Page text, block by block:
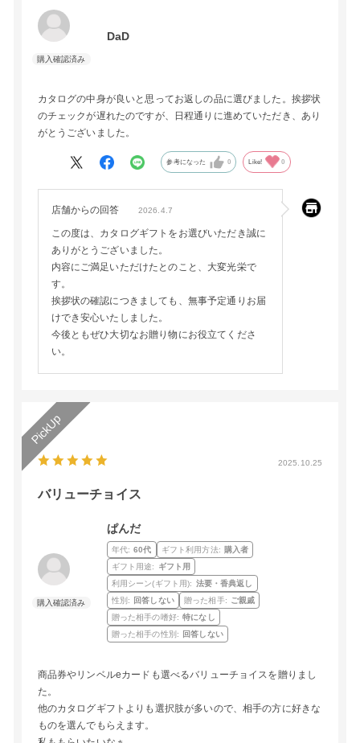
DaD
カタログの中身が良いと思ってお返しの品に選びました。挨拶状
のチェックが遅れたのですが、日程通りに進めていただき、あり
がとうございました。
参考になった 0 Like! 0
店舗からの回答 2026.4.7
この度は、カタログギフトをお選びいただき誠に
ありがとうございました。
内容にご満足いただけたとのこと、大変光栄で
す。
挨拶状の確認につきましても、無事予定通りお届
けでき安心いたしました。
今後ともぜひ大切なお贈り物にお役立てくださ
い。
2025.10.25
バリューチョイス
ぱんだ
年代: 60代 ギフト利用方法: 購入者
ギフト用途:
ギフト用
利用シーン(ギフト用): 法要・香典返し
性別:
回答しない 贈った相手: ご親戚
贈った相手の嗜好: 特になし
贈った相手の性別:
回答しない
商品券やリンベルeカードも選べるバリューチョイスを贈りまし
た。
他のカタログギフトよりも選択肢が多いので、相手の方に好きな
ものを選んでもらえます。